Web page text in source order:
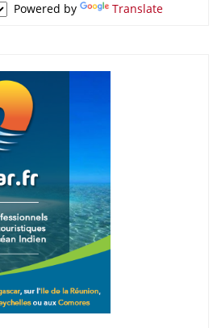
Powered by Translate